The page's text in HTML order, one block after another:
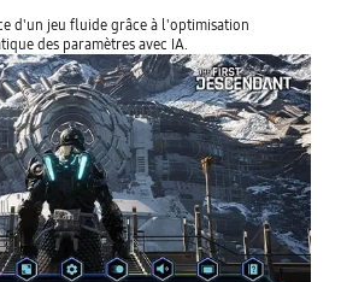
d'un jeu fluide grâce à l'optimisation
des paramètres avec IA.